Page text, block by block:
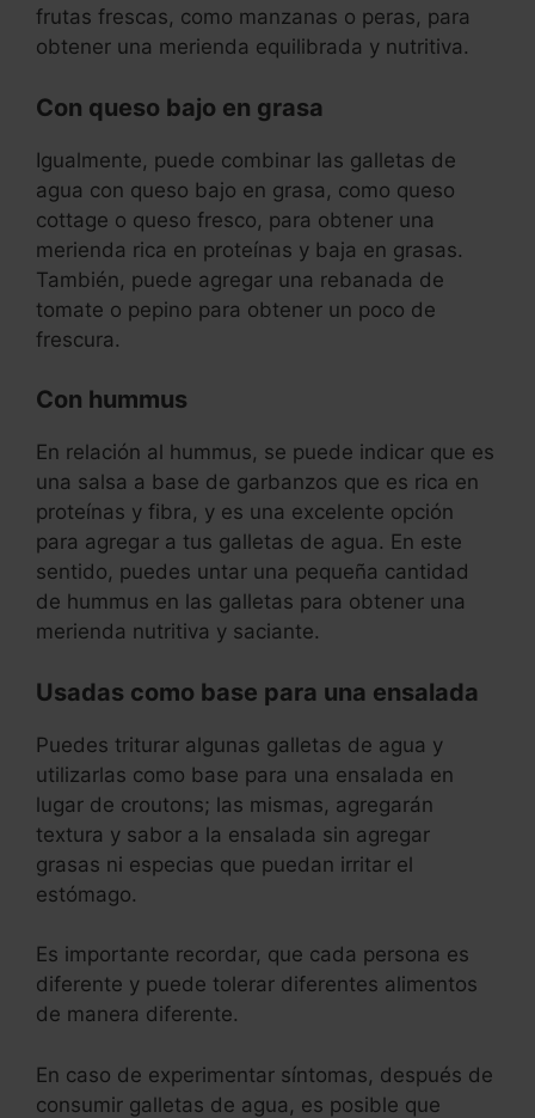
frutas frescas, como manzanas o peras, para
obtener una merienda equilibrada y nutritiva.
Con queso bajo en grasa
Igualmente, puede combinar las galletas de
agua con queso bajo en grasa, como queso
cottage o queso fresco, para obtener una
merienda rica en proteínas y baja en grasas.
También, puede agregar una rebanada de
tomate o pepino para obtener un poco de
frescura.
Con hummus
En relación al hummus, se puede indicar que es
una salsa a base de garbanzos que es rica en
proteínas y fibra, y es una excelente opción
para agregar a tus galletas de agua. En este
sentido, puedes untar una pequeña cantidad
de hummus en las galletas para obtener una
merienda nutritiva y saciante.
Usadas como base para una ensalada
Puedes triturar algunas galletas de agua y
utilizarlas como base para una ensalada en
lugar de croutons; las mismas, agregarán
textura y sabor a la ensalada sin agregar
grasas ni especias que puedan irritar el
estómago.
Es importante recordar, que cada persona es
diferente y puede tolerar diferentes alimentos
de manera diferente.
En caso de experimentar síntomas, después de
consumir galletas de agua, es posible que